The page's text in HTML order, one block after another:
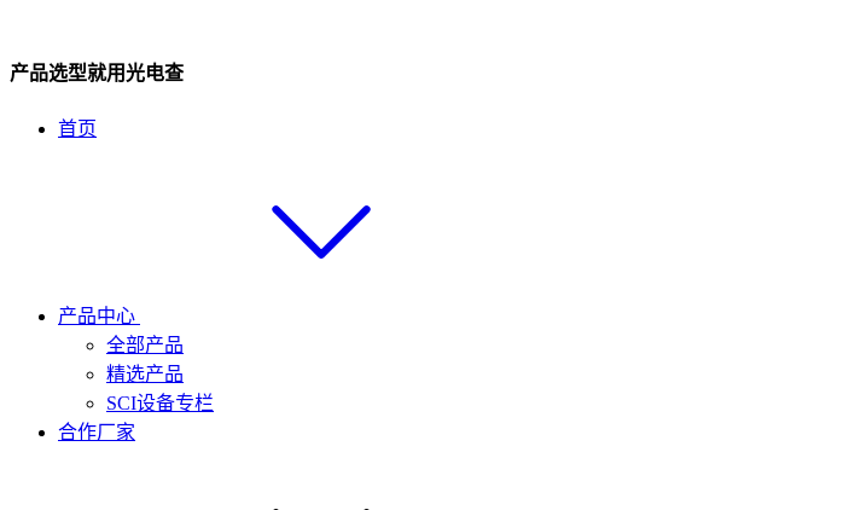
产品选型就用光电查
首页
产品中心
全部产品
精选产品
SCI设备专栏
合作厂家